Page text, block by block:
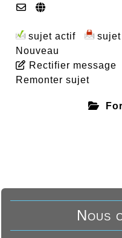
sujet actif
Nouveau
Rectifier message
Remonter sujet
Nous